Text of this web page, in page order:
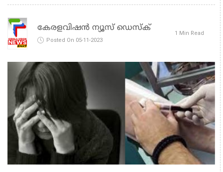
കേരളവിഷൻ ന്യൂസ് ഡെസ്‌ക്
Posted On 05-11-2023
1 Min Read